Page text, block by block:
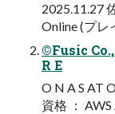
2025.11.27
Online (プレ
©Fusic Co.,
R E
O N A S AT
資格 ：